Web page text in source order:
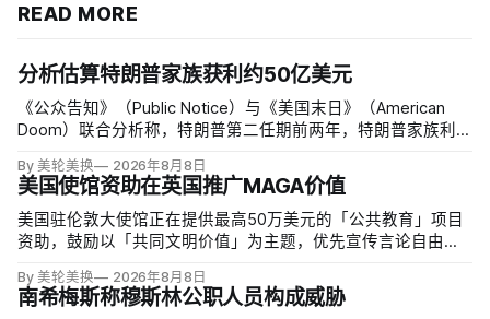
READ MORE
分析估算特朗普家族获利约50亿美元
《公众告知》（Public Notice）与《美国末日》（American
Doom）联合分析称，特朗普第二任期前两年，特朗普家族利润
22.5亿美元、外国授权业务2025年收入6100万美元；
By 美轮美换 2026年8月8日
美国使馆资助在英国推广MAGA价值
美国驻伦敦大使馆正在提供最高50万美元的「公共教育」项目
资助，鼓励以「共同文明价值」为主题，优先宣传言论自由、
念。英国自由民主党议员丽莎·斯玛特（Lisa Smart）指责特朗
普政府用「MAGA资金」干预英国民主；
By 美轮美换 2026年8月8日
南希梅斯称穆斯林公职人员构成威胁